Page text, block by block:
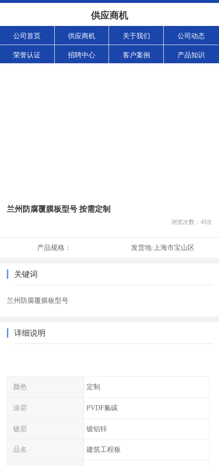
供应商机
公司首页 供应商机 关于我们 公司动态
荣誉认证 招聘中心 客户案例 产品知识
兰州防腐覆膜板型号 按需定制
浏览次数： 49次
产品规格： 发货地: 上海市宝山区
关键词
兰州防腐覆膜板型号
详细说明
颜色 定制
涂层 PVDF氟碳
镀层 镀铝锌
品名 建筑工程板